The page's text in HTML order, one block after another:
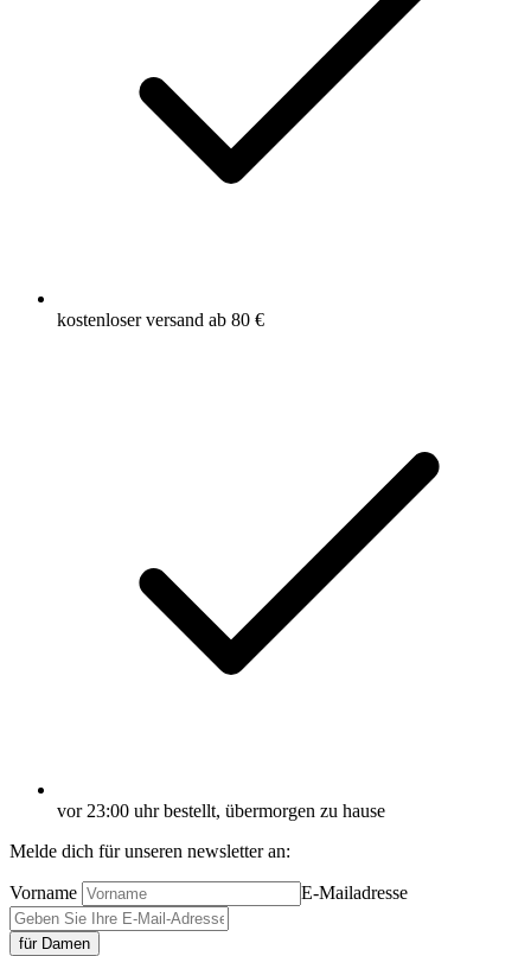
kostenloser versand ab 80 €
vor 23:00 uhr bestellt, übermorgen zu hause
Melde dich für unseren newsletter an:
Vorname E-Mailadresse
für Damen